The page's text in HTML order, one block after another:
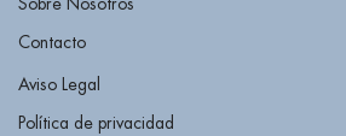
Contacto
Aviso Legal
Política de privacidad